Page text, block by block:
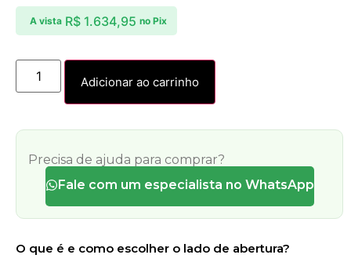
A vista R$1.634,95 no Pix
Adicionar ao carrinho
Precisa de ajuda para comprar?
Fale com um especialista no WhatsApp
O que é e como escolher o lado de abertura?